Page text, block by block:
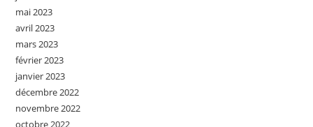
mai 2023
avril 2023
mars 2023
février 2023
janvier 2023
décembre 2022
novembre 2022
octobre 2022